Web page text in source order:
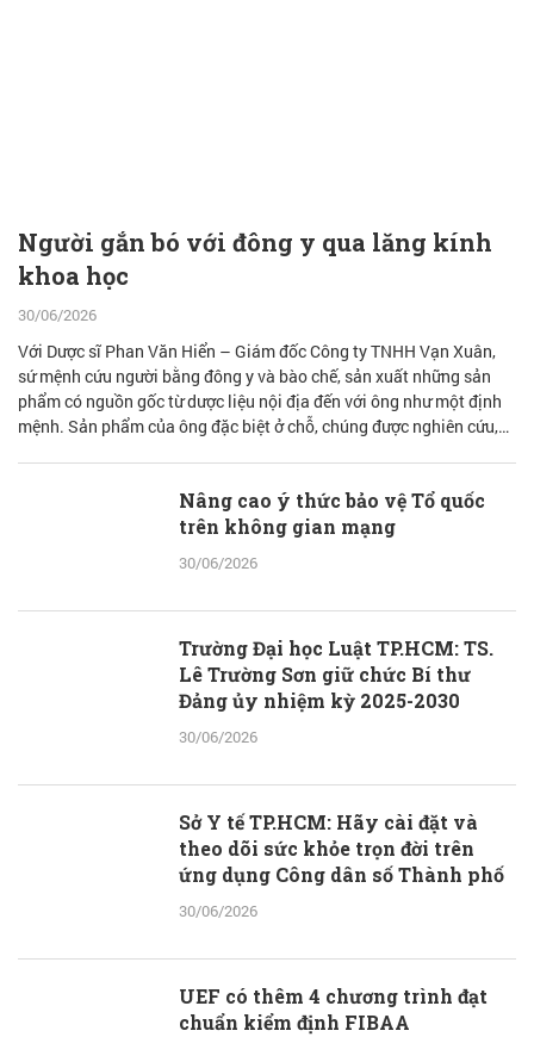
Người gắn bó với đông y qua lăng kính
khoa học
30/06/2026
Với Dược sĩ Phan Văn Hiển – Giám đốc Công ty TNHH Vạn Xuân,
sứ mệnh cứu người bằng đông y và bào chế, sản xuất những sản
phẩm có nguồn gốc từ dược liệu nội địa đến với ông như một định
mệnh. Sản phẩm của ông đặc biệt ở chỗ, chúng được nghiên cứu,
Nâng cao ý thức bảo vệ Tổ quốc
trên không gian mạng
30/06/2026
Trường Đại học Luật TP.HCM: TS.
Lê Trường Sơn giữ chức Bí thư
Đảng ủy nhiệm kỳ 2025-2030
30/06/2026
Sở Y tế TP.HCM: Hãy cài đặt và
theo dõi sức khỏe trọn đời trên
ứng dụng Công dân số Thành phố
30/06/2026
UEF có thêm 4 chương trình đạt
chuẩn kiểm định FIBAA